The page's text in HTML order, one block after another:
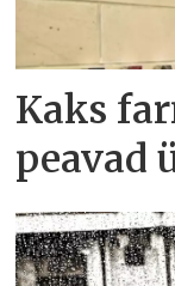
Kaks
peavad